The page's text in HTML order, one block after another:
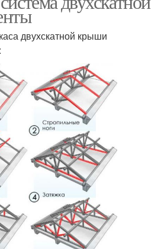
двухскатной крыши